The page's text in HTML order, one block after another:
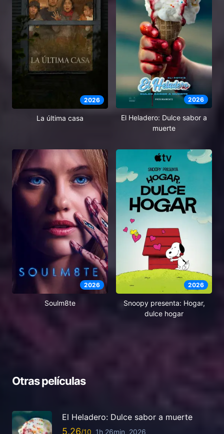
2026
La última casa
2026
El Heladero: Dulce sabor a
muerte
2026
Soulm8te
2026
Snoopy presenta: Hogar,
dulce hogar
Otras películas
El Heladero: Dulce sabor a muerte
5.26 1h 26min 2026